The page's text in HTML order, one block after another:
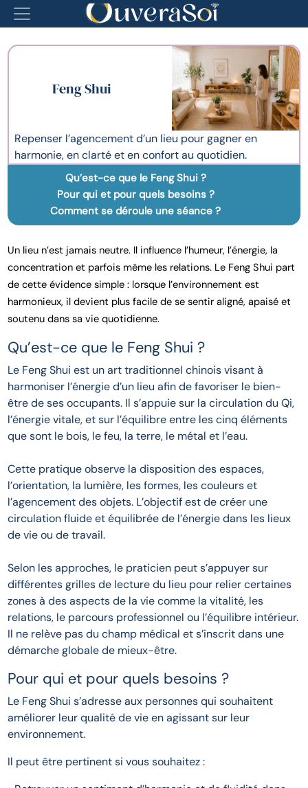
Feng Shui
Repenser l’agencement d’un lieu pour gagner en
harmonie, en clarté et en confort au quotidien.
Qu’est-ce que le Feng Shui ?
Pour qui et pour quels besoins ?
Comment se déroule une séance ?
Un lieu n’est jamais neutre. Il influence l’humeur, l’énergie, la
concentration et parfois même les relations. Le Feng Shui part
de cette évidence simple : lorsque l’environnement est
harmonieux, il devient plus facile de se sentir aligné, apaisé et
soutenu dans sa vie quotidienne.
Qu’est-ce que le Feng Shui ?
Le Feng Shui est un art traditionnel chinois visant à
harmoniser l’énergie d’un lieu afin de favoriser le bien-
être de ses occupants. Il s’appuie sur la circulation du Qi,
l’énergie vitale, et sur l’équilibre entre les cinq éléments
que sont le bois, le feu, la terre, le métal et l’eau.
Cette pratique observe la disposition des espaces,
l’orientation, la lumière, les formes, les couleurs et
l’agencement des objets. L’objectif est de créer une
circulation fluide et équilibrée de l’énergie dans les lieux
de vie ou de travail.
Selon les approches, le praticien peut s’appuyer sur
différentes grilles de lecture du lieu pour relier certaines
zones à des aspects de la vie comme la vitalité, les
relations, le parcours professionnel ou l’équilibre intérieur.
Il ne relève pas du champ médical et s’inscrit dans une
démarche globale de mieux-être.
Pour qui et pour quels besoins ?
Le Feng Shui s’adresse aux personnes qui souhaitent
améliorer leur qualité de vie en agissant sur leur
environnement.
Il peut être pertinent si vous souhaitez :